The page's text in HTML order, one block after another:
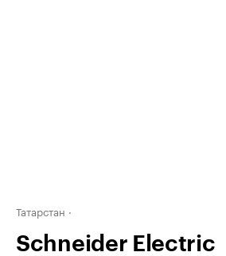
Татарстан
Schneider Electric